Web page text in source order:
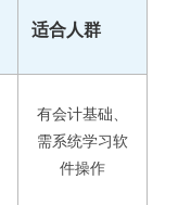
适合人群
有会计基础、
需系统学习软
件操作